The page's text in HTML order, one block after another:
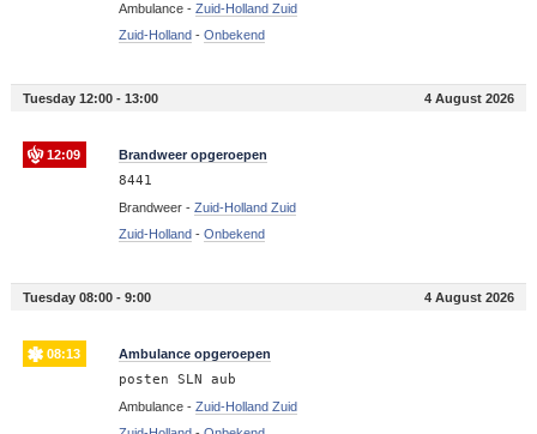
Ambulance - Zuid-Holland Zuid
Zuid-Holland - Onbekend
Tuesday 12:00 - 13:00 4 August 2026
12:09 Brandweer opgeroepen
8441
Brandweer - Zuid-Holland Zuid
Zuid-Holland - Onbekend
Tuesday 08:00 - 9:00 4 August 2026
08:13 Ambulance opgeroepen
posten SLN aub
Ambulance - Zuid-Holland Zuid